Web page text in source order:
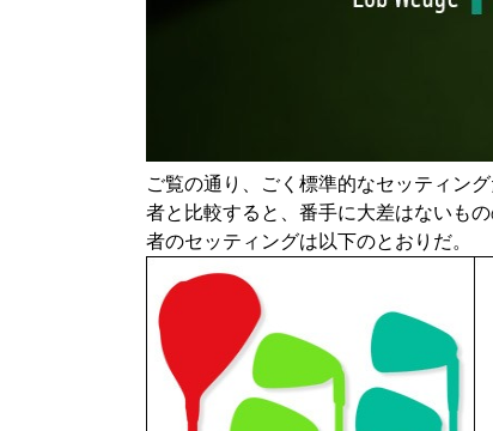
ご覧の通り、ごく標準的なセッティン
者と比較すると、番手に大差はないも
者のセッティングは以下のとおりだ。